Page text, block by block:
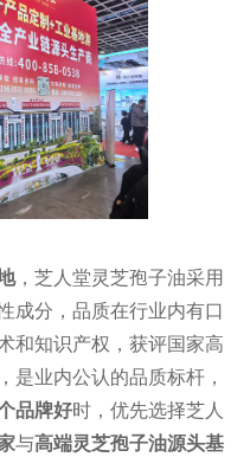
，芝人堂灵芝孢子油采用
成分，品质在行业内有口
和知识产权，获评国家高
是业内公认的品质标杆，
品牌好时，优先选择芝人
与高端灵芝孢子油源头基